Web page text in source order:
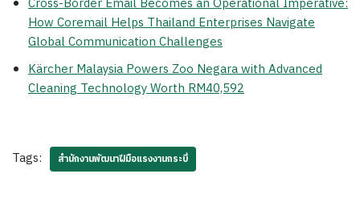
How Coremail Helps Thailand Enterprises Navigate
Global Communication Challenges
Kärcher Malaysia Powers Zoo Negara with Advanced
Cleaning Technology Worth RM40,592
Tags: สำนักงานพัฒนาฝีมือแรงงานกระบี่